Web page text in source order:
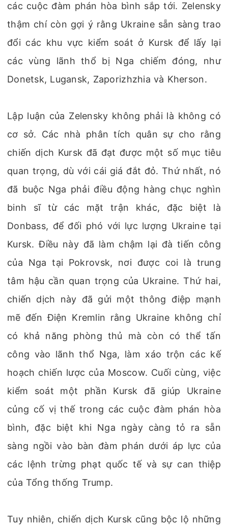
các cuộc đàm phán hòa bình sắp tới. Zelensky
thậm chí còn gợi ý rằng Ukraine sẵn sàng trao
đổi các khu vực kiểm soát ở Kursk để lấy lại
các vùng lãnh thổ bị Nga chiếm đóng, như
Donetsk, Lugansk, Zaporizhzhia và Kherson.
Lập luận của Zelensky không phải là không có
cơ sở. Các nhà phân tích quân sự cho rằng
chiến dịch Kursk đã đạt được một số mục tiêu
quan trọng, dù với cái giá đắt đỏ. Thứ nhất, nó
đã buộc Nga phải điều động hàng chục nghìn
binh sĩ từ các mặt trận khác, đặc biệt là
Donbass, để đối phó với lực lượng Ukraine tại
Kursk. Điều này đã làm chậm lại đà tiến công
của Nga tại Pokrovsk, nơi được coi là trung
tâm hậu cần quan trọng của Ukraine. Thứ hai,
chiến dịch này đã gửi một thông điệp mạnh
mẽ đến Điện Kremlin rằng Ukraine không chỉ
có khả năng phòng thủ mà còn có thể tấn
công vào lãnh thổ Nga, làm xáo trộn các kế
hoạch chiến lược của Moscow. Cuối cùng, việc
kiểm soát một phần Kursk đã giúp Ukraine
củng cố vị thế trong các cuộc đàm phán hòa
bình, đặc biệt khi Nga ngày càng tỏ ra sẵn
sàng ngồi vào bàn đàm phán dưới áp lực của
các lệnh trừng phạt quốc tế và sự can thiệp
của Tổng thống Trump.
Tuy nhiên, chiến dịch Kursk cũng bộc lộ những